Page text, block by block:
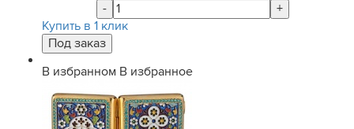
-
+
Купить в 1 клик
В избранном В избранное